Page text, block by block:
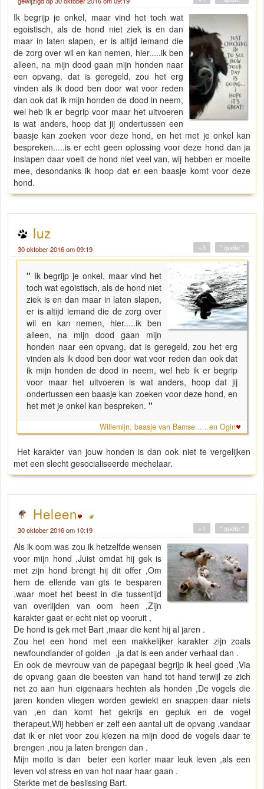
Ik begrijp je onkel, maar vind het toch wat
egoistisch, als de hond niet ziek is en dan
maar in laten slapen, er is altijd iemand die
de zorg over wil en kan nemen, hier.....ik ben
alleen, na mijn dood gaan mijn honden naar
een opvang, dat is geregeld, zou het erg
vinden als ik dood ben door wat voor reden
dan ook dat ik mijn honden de dood in neem,
wel heb ik er begrip voor maar het uitvoeren
is wat anders, hoop dat jij ondertussen een
baasje kan zoeken voor deze hond, en het met je onkel kan
bespreken.....is er echt geen oplossing voor deze hond dan ja
inslapen daar voelt de hond niet veel van, wij hebben er moeite
mee, desondanks ik hoop dat er een baasje komt voor deze
hond.
luz
30 oktober 2016 om 09:19 " quote "
+3
" Ik begrijp je onkel, maar vind het
toch wat egoistisch, als de hond niet
ziek is en dan maar in laten slapen,
er is altijd iemand die de zorg over
wil en kan nemen, hier.....ik ben
alleen, na mijn dood gaan mijn
honden naar een opvang, dat is geregeld, zou het erg
vinden als ik dood ben door wat voor reden dan ook dat
ik mijn honden de dood in neem, wel heb ik er begrip
voor maar het uitvoeren is wat anders, hoop dat jij
ondertussen een baasje kan zoeken voor deze hond, en
het met je onkel kan bespreken. "
Willemijn, baasje van Bamse......en Ogin
Het karakter van jouw honden is dan ook niet te vergelijken
met een slecht gesocialiseerde mechelaar.
Heleen
30 oktober 2016 om 10:19 " quote "
+1
Als ik oom was zou ik hetzelfde wensen
voor mijn hond ,Juist omdat hij gek is
met zijn hond brengt hij dit offer ,Om
hem de ellende van gts te besparen
,waar moet het beest in die tussentijd
van overlijden van oom heen ,Zijn
karakter gaat er echt niet op vooruit ,
De hond is gek met Bart ,maar die kent hij al jaren .
Zou het een hond met een makkelijker karakter zijn zoals
newfoundlander of golden ,ja dat is een ander verhaal dan .
En ook de mevrouw van de papegaai begrijp ik heel goed ,Via
de opvang gaan die beesten van hand tot hand terwijl ze zich
net zo aan hun eigenaars hechten als honden ,De vogels die
jaren konden vliegen worden gewiekt en snappen daar niets
van ,en dan komt het gekrijs en gepluk en de vogel
therapeut,Wij hebben er zelf een aantal uit de opvang ,vandaar
dat ik er niet voor zou kiezen na mijn dood de vogels daar te
brengen ,nou ja laten brengen dan .
Mijn motto is dan beter een korter maar leuk leven ,als een
leven vol stress en van hot naar haar gaan .
Sterkte met de beslissing Bart.